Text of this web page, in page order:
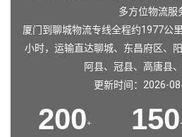
多方位物流服
厦门到聊城物流专线全程约1977公
小时，运输直达聊城、 东昌府区、
阿县、 冠县、 高唐县、
更新时间：2026-
200+ 150